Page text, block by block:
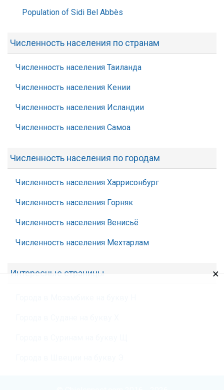
Population of Sidi Bel Abbès
Численность населения по странам
Численность населения Таиланда
Численность населения Кении
Численность населения Исландии
Численность населения Самоа
Численность населения по городам
Численность населения Харрисонбург
Численность населения Горняк
Численность населения Венисьё
Численность населения Мехтарлам
Интересные страницы ×